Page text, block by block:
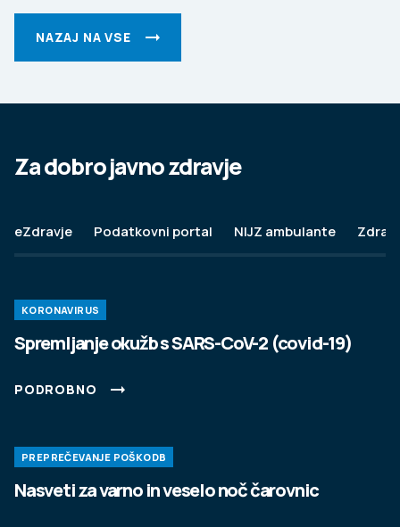
NAZAJ NA VSE
Za dobro javno zdravje
eZdravje Podatkovni portal NIJZ ambulante
KORONAVIRUS
Spremljanje okužb s SARS-CoV-2 (covid-19)
PODROBNO
PREPREČEVANJE POŠKODB
Nasveti za varno in veselo noč čarovnic